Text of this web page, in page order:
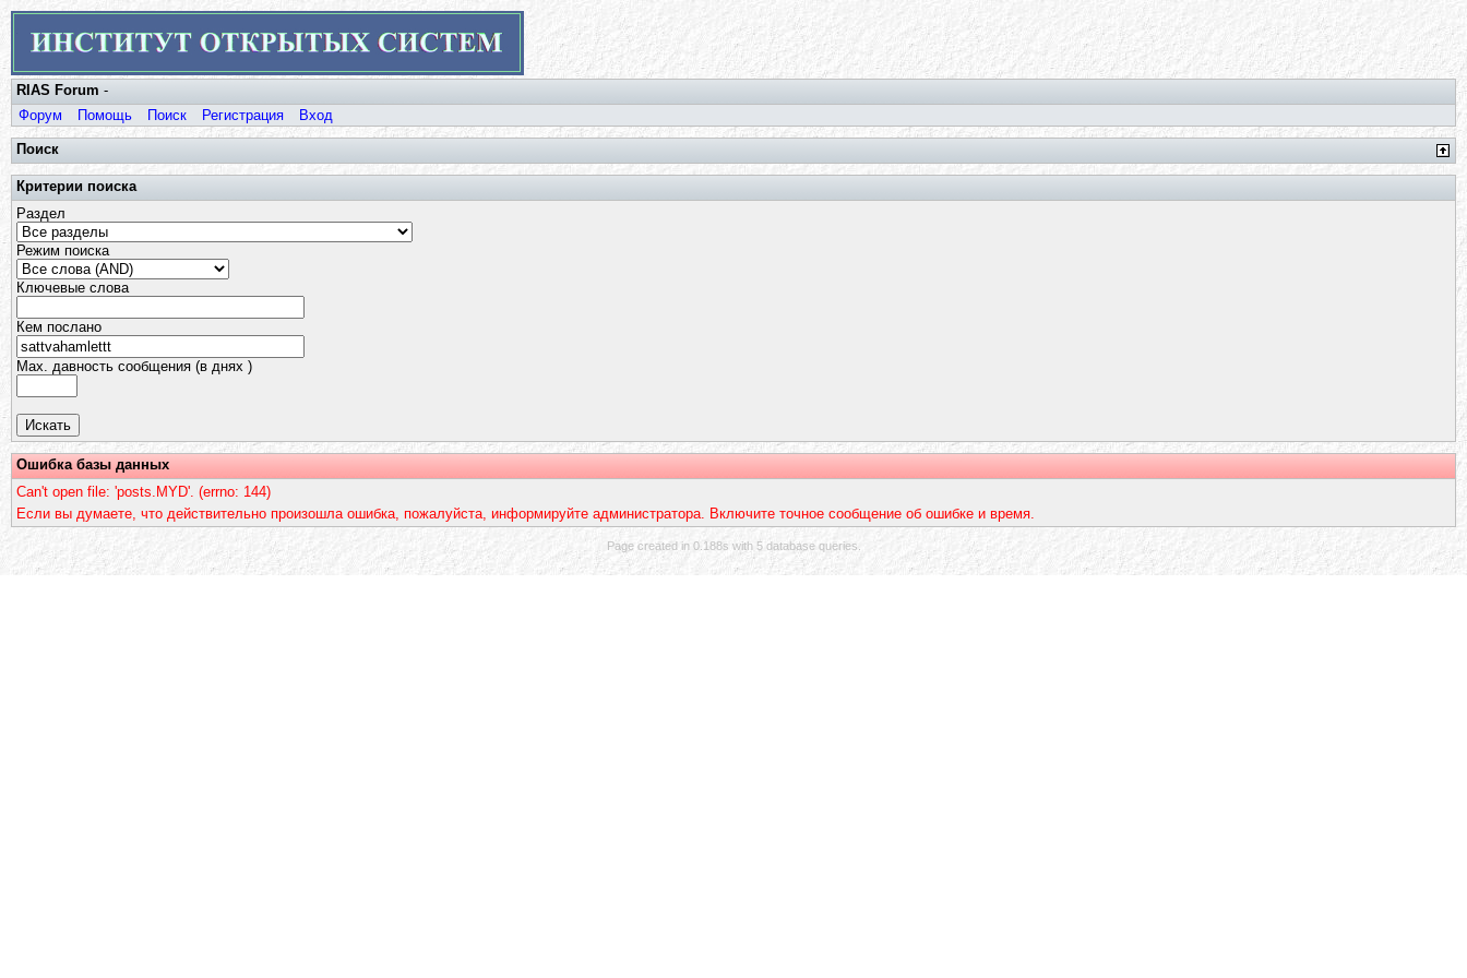
RIAS Forum -
Форум
Помощь Поиск Регистрация Вход
Поиск
Критерии поиска
Раздел
Режим поиска
Ключевые слова
Кем послано
Max. давность сообщения (в днях )
Ошибка базы данных
Can't open file: 'posts.MYD'. (errno: 144)
Если вы думаете, что действительно произошла ошибка, пожалуйста, информируйте администратора. Включите точное сообщение об ошибке и время.
Page created in 0.188s with 5 database queries.